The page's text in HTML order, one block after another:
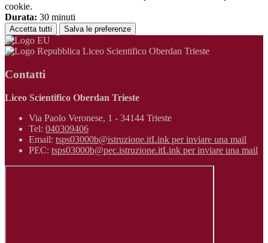
cookie.
Durata: 30 minuti
Accetta tutti Salva le preferenze
Liceo Scientifico Oberdan Trieste
Contatti
Liceo Scientifico Oberdan Trieste
Via Paolo Veronese, 1 - 34144 Trieste
Tel: 040309406
Email: tsps03000b@istruzione.itLink per inviare una mail
PEC: tsps03000b@pec.istruzione.itLink per inviare una mail